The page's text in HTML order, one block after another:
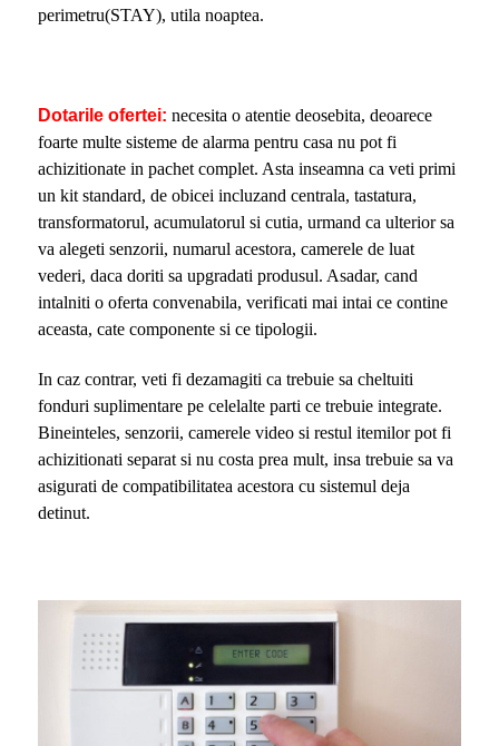
perimetru(STAY), utila noaptea.
Dotarile ofertei: necesita o atentie deosebita, deoarece
foarte multe sisteme de alarma pentru casa nu pot fi
achizitionate in pachet complet. Asta inseamna ca veti primi
un kit standard, de obicei incluzand centrala, tastatura,
transformatorul, acumulatorul si cutia, urmand ca ulterior sa
va alegeti senzorii, numarul acestora, camerele de luat
vederi, daca doriti sa upgradati produsul. Asadar, cand
intalniti o oferta convenabila, verificati mai intai ce contine
aceasta, cate componente si ce tipologii.
In caz contrar, veti fi dezamagiti ca trebuie sa cheltuiti
fonduri suplimentare pe celelalte parti ce trebuie integrate.
Bineinteles, senzorii, camerele video si restul itemilor pot fi
achizitionati separat si nu costa prea mult, insa trebuie sa va
asigurati de compatibilitatea acestora cu sistemul deja
detinut.